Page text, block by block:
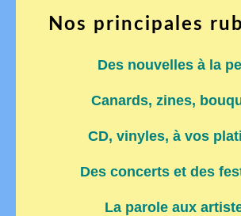
Nos principales
Des nouvelles à la
Canards, zines,
CD, vinyles, à vos
Des concerts et des
La parole aux